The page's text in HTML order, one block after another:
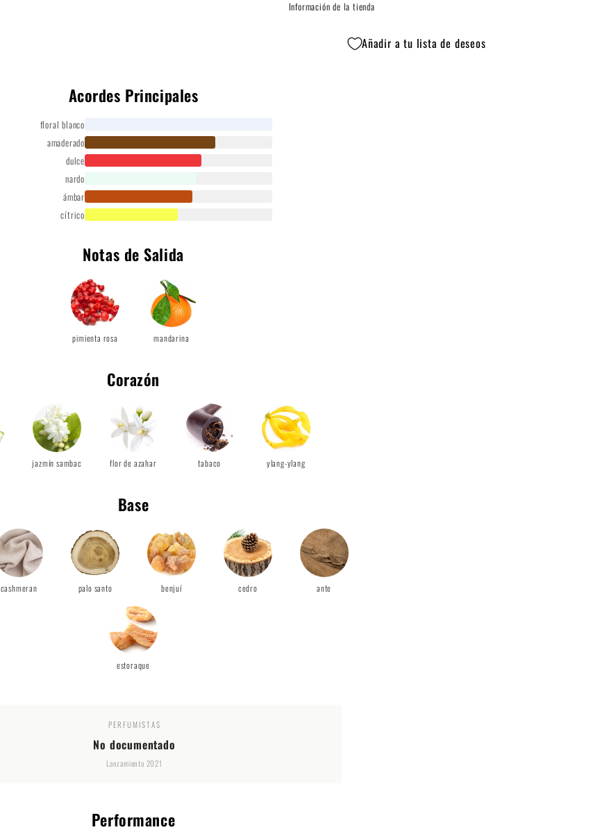
Información de la tienda
Añadir a tu lista de deseos
Acordes Principales
floral blanco
amaderado
dulce
nardo
ámbar
cítrico
Notas de Salida
pimienta rosa mandarina
Corazón
jazmín sambac flor de azahar tabaco ylang-ylang
Base
cashmeran palo santo benjuí cedro ante
estoraque
PERFUMISTAS
No documentado
Lanzamiento 2021
Performance